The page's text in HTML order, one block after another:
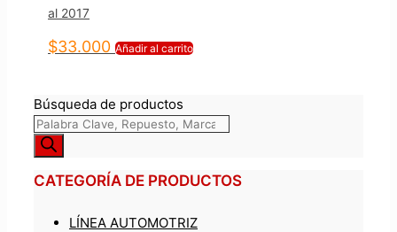
al 2017
$33.000 Añadir al carrito
Búsqueda de productos
CATEGORÍA DE PRODUCTOS
LÍNEA AUTOMOTRIZ